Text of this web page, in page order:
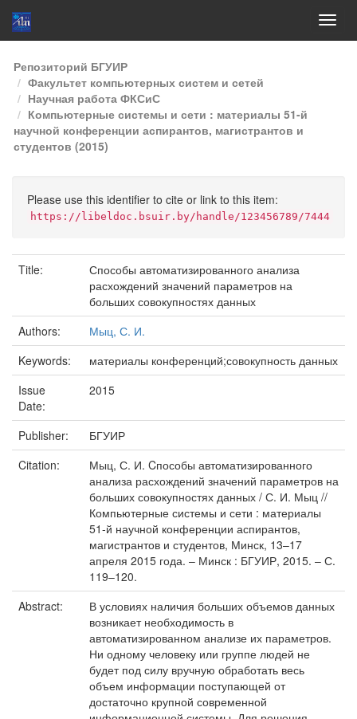
Skip
navigation
Репозиторий БГУИР
Факультет компьютерных систем и сетей
Научная работа ФКСиС
Компьютерные системы и сети : материалы 51-й
научной конференции аспирантов, магистрантов и
студентов (2015)
Please use this identifier to cite or link to this item:
https://libeldoc.bsuir.by/handle/123456789/7444
Title:
Способы автоматизированного анализа
расхождений значений параметров на
больших совокупностях данных
Authors:
Мыц, С. И.
Keywords:
материалы конференций;совокупность данных
Issue
Date:
2015
Publisher:
БГУИР
Citation:
Мыц, С. И. Cпособы автоматизированного
анализа расхождений значений параметров на
больших совокупностях данных / С. И. Мыц //
Компьютерные системы и сети : материалы
51-й научной конференции аспирантов,
магистрантов и студентов, Минск, 13–17
апреля 2015 года. – Минск : БГУИР, 2015. – С.
119–120.
Abstract:
В условиях наличия больших объемов данных
возникает необходимость в
автоматизированном анализе их параметров.
Ни одному человеку или группе людей не
будет под силу вручную обработать весь
объем информации поступающей от
достаточно крупной современной